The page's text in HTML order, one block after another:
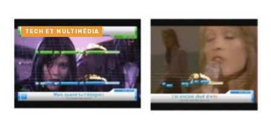
TECH ET MULTIMÉDIA